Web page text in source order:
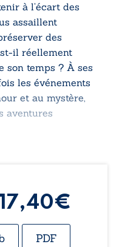
à l’écart des
assaillent
des
il réellement
son temps ? À ses
les événements
et au mystère,
aventures
17,40€
de
PDF